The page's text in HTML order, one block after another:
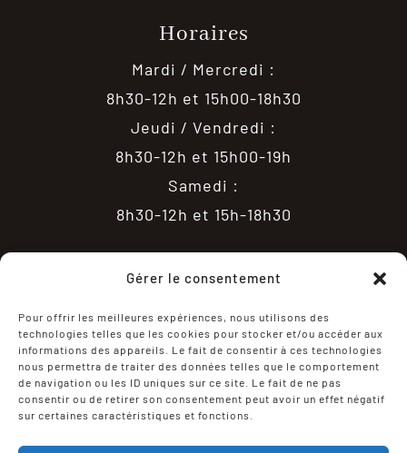
Gérer le consentement
Pour offrir les meilleures expériences, nous utilisons des
technologies telles que les cookies pour stocker et/ou accéder aux
informations des appareils. Le fait de consentir à ces technologies
nous permettra de traiter des données telles que le comportement
de navigation ou les ID uniques sur ce site. Le fait de ne pas
consentir ou de retirer son consentement peut avoir un effet négatif
sur certaines caractéristiques et fonctions.
Horaires
Mardi / Mercredi :
8h30-12h et 15h00-18h30
Jeudi / Vendredi :
8h30-12h et 15h00-19h
Samedi :
8h30-12h et 15h-18h30